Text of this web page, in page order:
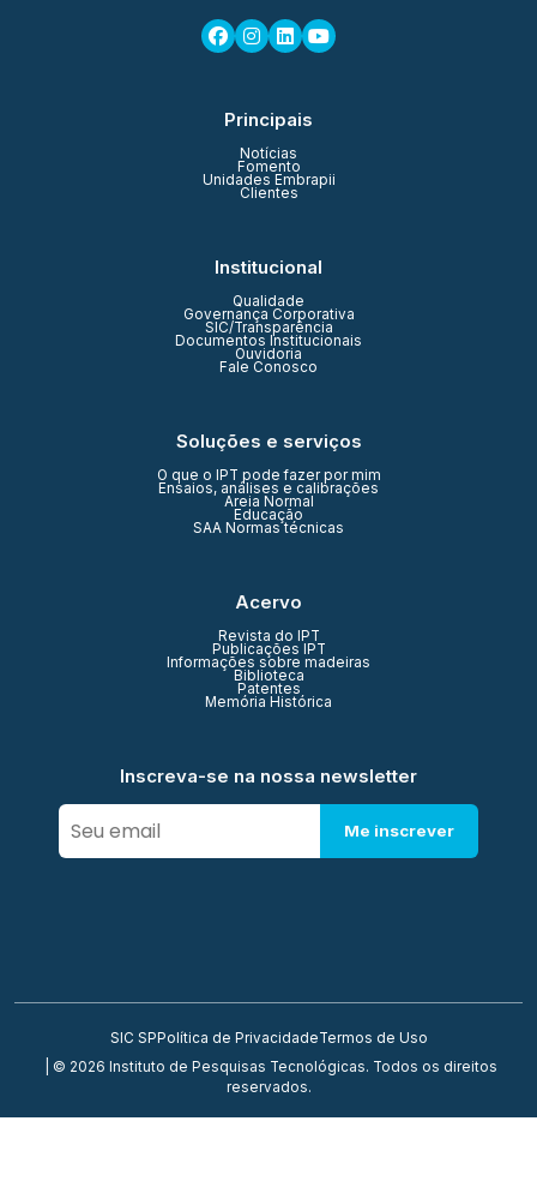
Principais
Notícias
Fomento
Unidades Embrapii
Clientes
Institucional
Qualidade
Governança Corporativa
SIC/Transparência
Documentos Institucionais
Ouvidoria
Fale Conosco
Soluções e serviços
O que o IPT pode fazer por mim
Ensaios, análises e calibrações
Areia Normal
Educação
SAA Normas técnicas
Acervo
Revista do IPT
Publicações IPT
Informações sobre madeiras
Biblioteca
Patentes
Memória Histórica
Inscreva-se na nossa newsletter
Me inscrever
SIC SP Política de PrivacidadeTermos de Uso
| © 2026 Instituto de Pesquisas Tecnológicas. Todos os direitos
reservados.